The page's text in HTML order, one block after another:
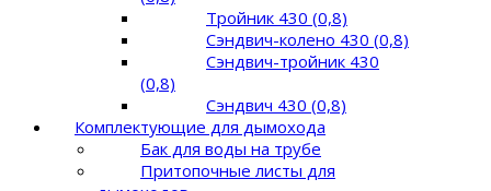
Тройник 430 (0,8)
Сэндвич-колено 430 (0,8)
Сэндвич-тройник 430
(0,8)
Сэндвич 430 (0,8)
Комплектующие для дымохода
Бак для воды на трубе
Притопочные листы для